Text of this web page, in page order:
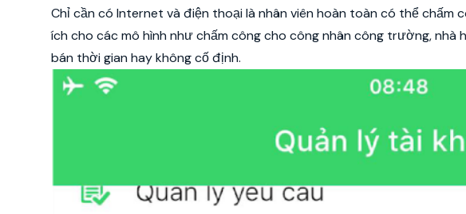
Chỉ cần có Internet và điện thoại là nhân viên hoàn toàn có thể
ích cho các mô hình như chấm công cho công nhân công trường, nhà
bán thời gian hay không cố định.